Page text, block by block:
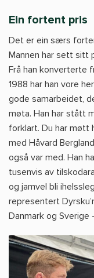
Ein fortent pris
Det er ein særs
Mannen har sett sitt
Frå han konverterte
1988 har han vore
gode samarbeidet,
møta. Han har stått
forklart. Du har møtt
med Håvard
også var med. Han
tusenvis av
og jamvel bli
representert
Danmark og